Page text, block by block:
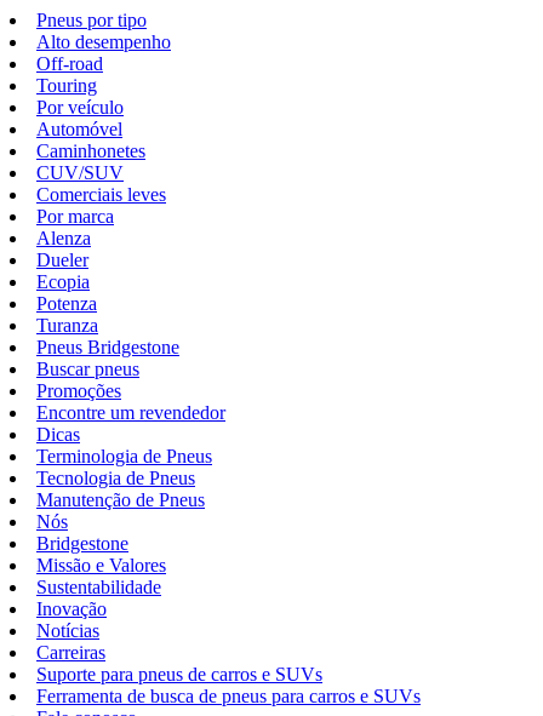
Pneus por tipo
Alto desempenho
Off-road
Touring
Por veículo
Automóvel
Caminhonetes
CUV/SUV
Comerciais leves
Por marca
Alenza
Dueler
Ecopia
Potenza
Turanza
Pneus Bridgestone
Buscar pneus
Promoções
Encontre um revendedor
Dicas
Terminologia de Pneus
Tecnologia de Pneus
Manutenção de Pneus
Nós
Bridgestone
Missão e Valores
Sustentabilidade
Inovação
Notícias
Carreiras
Suporte para pneus de carros e SUVs
Ferramenta de busca de pneus para carros e SUVs